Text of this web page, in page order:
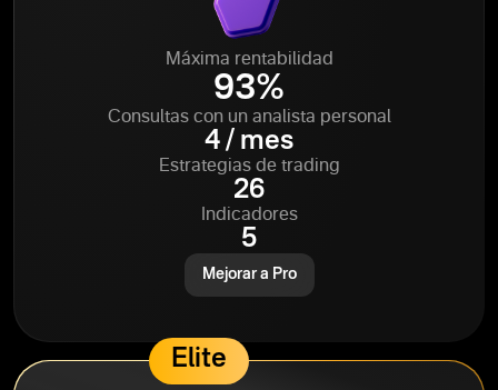
Máxima rentabilidad
93%
Consultas con un analista personal
4 / mes
Estrategias de trading
26
Indicadores
5
Mejorar a Pro
Elite